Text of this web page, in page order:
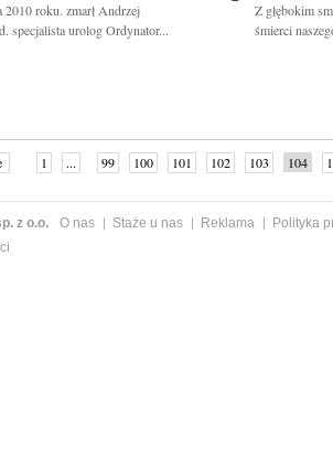
roku. zmarł Andrzej
specjalista urolog Ordynator...
Z głębokim
śmierci
1 ... 99 100 101 102 103 104
z o.o. O nas Staże u nas Reklama
Polityka